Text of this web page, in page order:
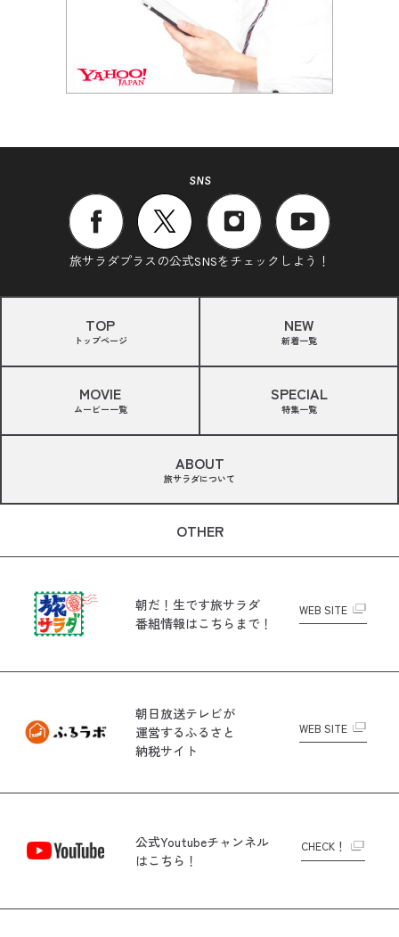
SNS
旅サラダプラスの公式SNSをチェックしよう！
TOP
トップページ
NEW
新着一覧
MOVIE
ムービー一覧
SPECIAL
特集一覧
ABOUT
旅サラダについて
OTHER
朝だ！生です旅サラダ
番組情報はこちらまで！
WEB SITE
朝日放送テレビが
運営するふるさと
納税サイト
WEB SITE
公式Youtubeチャンネル
はこちら！
CHECK！